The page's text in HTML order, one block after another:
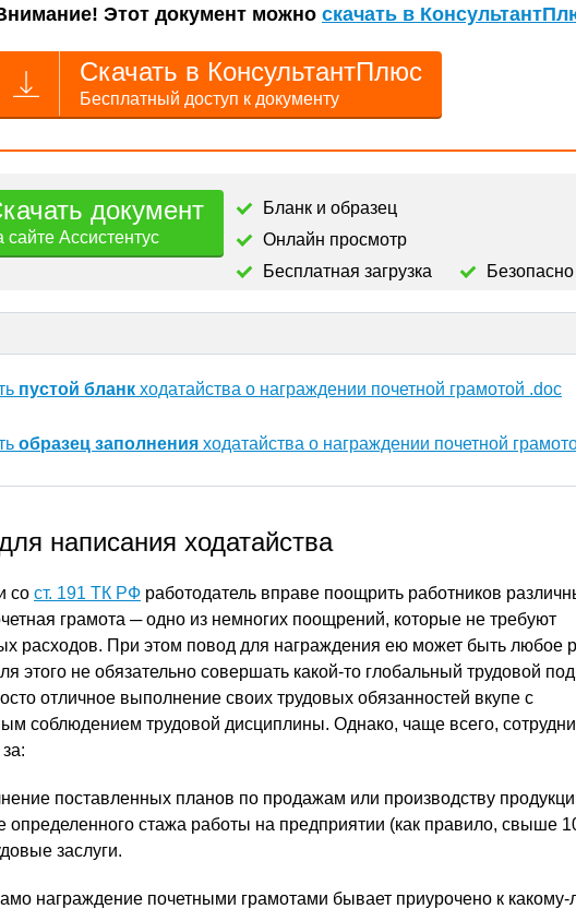
Этот документ можно скачать в
Скачать в КонсультантПлюс
Бесплатный доступ к документу
документ
сайте Ассистентус
Бланк и образец
Онлайн просмотр
Бесплатная загрузка
Безопасно
пустой бланк ходатайства о награждении почетной грамотой .doc
образец заполнения ходатайства о награждении почетной
написания ходатайства
со ст. 191 ТК РФ работодатель вправе поощрить работников
грамота ─ одно из немногих поощрений, которые не требуют
расходов. При этом повод для награждения ею может быть любое
этого не обязательно совершать какой-то глобальный трудовой
отличное выполнение своих трудовых обязанностей вкупе с
соблюдением трудовой дисциплины. Однако, чаще всего,
поставленных планов по продажам или производству
определенного стажа работы на предприятии (как правило, свыше
заслуги.
награждение почетными грамотами бывает приурочено к какому-